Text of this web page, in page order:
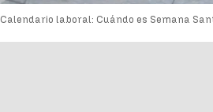
Calendario laboral: Cuándo es Semana